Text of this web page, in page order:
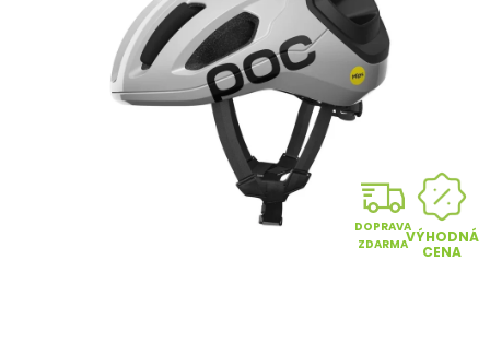
DOPRAVA
ZDARMAVÝHODNÁ
CENA